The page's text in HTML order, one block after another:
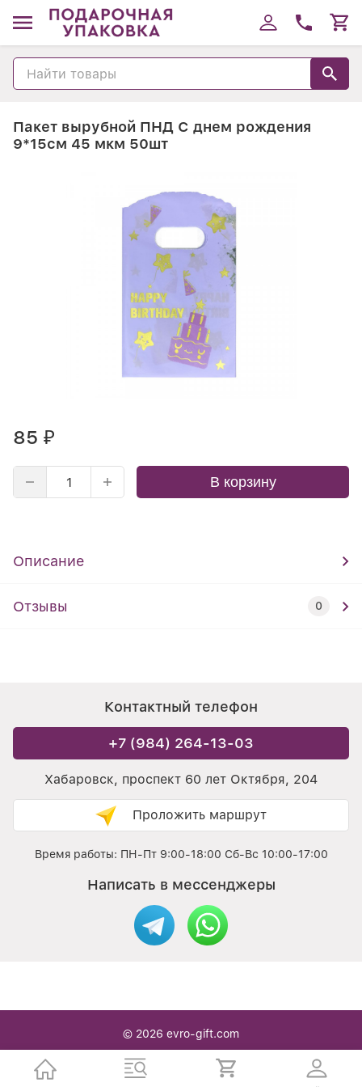
Пакет вырубной ПНД С днем рождения
9*15см 45 мкм 50шт
85 ₽
В корзину
Описание
Отзывы 0
Контактный телефон
+7 (984) 264-13-03
Хабаровск, проспект 60 лет Октября, 204
Проложить маршрут
Время работы: ПН-Пт 9:00-18:00 Сб-Вс 10:00-17:00
Написать в мессенджеры
© 2026 evro-gift.com
Интернет / офлайн магазин Подарочной упаковки в
Хабаровске — с нами вы легко находите то что надо